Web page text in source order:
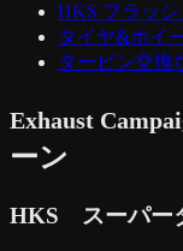
HKS フラッ
タイヤ&ホイ
タービン交換
Exhaust
ーン
HKS スーパー